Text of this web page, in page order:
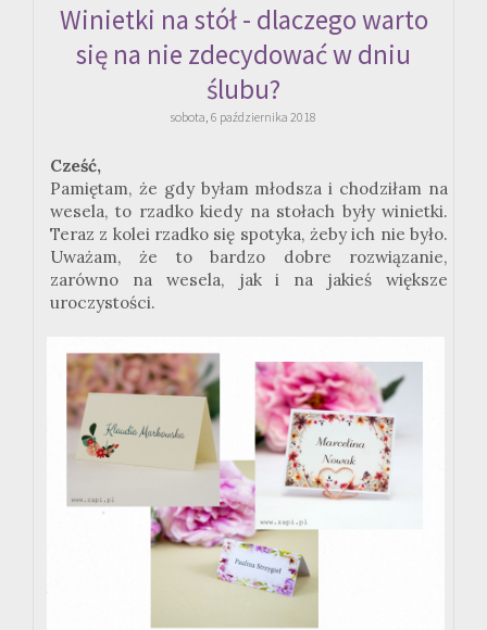
Winietki na stół - dlaczego warto
się na nie zdecydować w dniu
ślubu?
sobota, 6 października 2018
Cześć,
Pamiętam, że gdy byłam młodsza i chodziłam na
wesela, to rzadko kiedy na stołach były winietki.
Teraz z kolei rzadko się spotyka, żeby ich nie było.
Uważam, że to bardzo dobre rozwiązanie,
zarówno na wesela, jak i na jakieś większe
uroczystości.